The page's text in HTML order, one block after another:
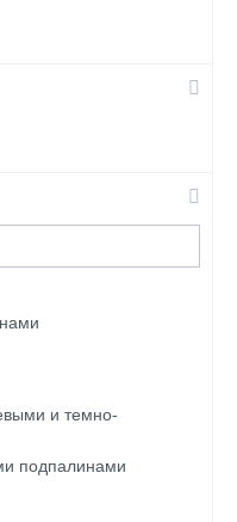
и темно-
подпалинами